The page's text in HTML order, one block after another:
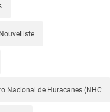
Nacional de Huracanes (NHC